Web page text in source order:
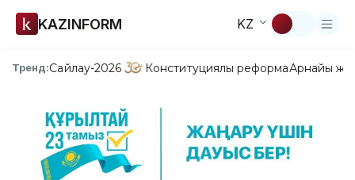
KAZINFORM KZ
Тренд:Сайлау-2026 Конституциялық реформаАрнайы